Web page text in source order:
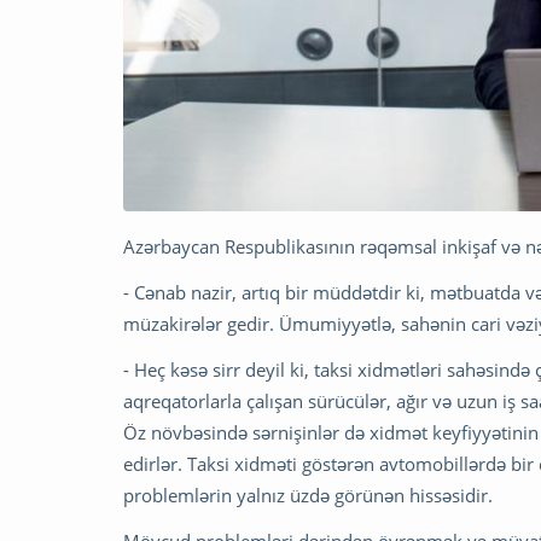
Azərbaycan Respublikasının rəqəmsal inkişaf və
- Cənab nazir, artıq bir müddətdir ki, mətbuatda
müzakirələr gedir. Ümumiyyətlə, sahənin cari
- Heç kəsə sirr deyil ki, taksi xidmətləri sahəsində
aqreqatorlarla çalışan sürücülər, ağır və uzun iş
Öz növbəsində sərnişinlər də xidmət keyfiyyətinin
edirlər. Taksi xidməti göstərən avtomobillərdə
problemlərin yalnız üzdə görünən hissəsidir.